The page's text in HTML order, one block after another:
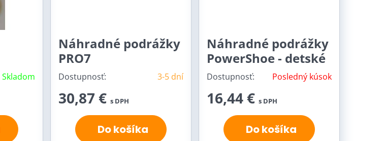
Skladom
Náhradné podrážky
PRO7
Dostupnosť: 3-5 dní
30,87 € s DPH
Do košíka
Náhradné podrážky
PowerShoe - detské
Dostupnosť: Posledný kúsok
16,44 € s DPH
Do košíka